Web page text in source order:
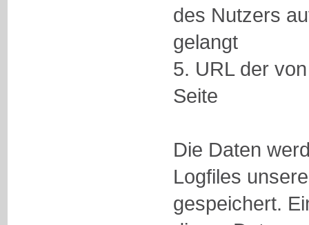
des Nutzers
gelangt
5. URL der
Seite
Die Daten
Logfiles
gespeichert.